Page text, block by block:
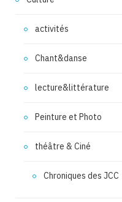
activités
Chant&danse
lecture&littérature
Peinture et Photo
théâtre & Ciné
Chroniques des JCC